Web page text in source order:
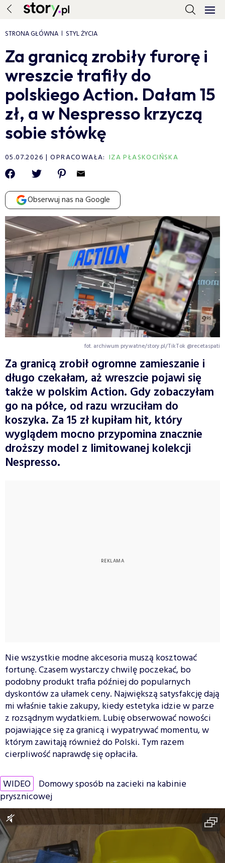
STRONA GŁÓWNA STYL ŻYCIA
Za granicą zrobiły furorę i
wreszcie trafiły do
polskiego Action. Dałam 15
zł, a w Nespresso krzyczą
sobie stówkę
05.07.2026 OPRACOWAŁA: IZA PŁASKOCIŃSKA
Obserwuj nas na Google
fot. archiwum prywatne/story.pl/TikTok @recetaspati
Za granicą zrobił ogromne zamieszanie i
długo czekałam, aż wreszcie pojawi się
także w polskim Action. Gdy zobaczyłam
go na półce, od razu wrzuciłam do
koszyka. Za 15 zł kupiłam hit, który
wyglądem mocno przypomina znacznie
droższy model z limitowanej kolekcji
Nespresso.
Nie wszystkie modne akcesoria muszą kosztować
fortunę. Czasem wystarczy chwilę poczekać, bo
podobny produkt trafia później do popularnych
dyskontów za ułamek ceny. Największą satysfakcję dają
mi właśnie takie zakupy, kiedy estetyka idzie w parze
z rozsądnym wydatkiem. Lubię obserwować nowości
pojawiające się za granicą i wypatrywać momentu, w
którym zawitają również do Polski. Tym razem
cierpliwość naprawdę się opłaciła.
WIDEO Domowy sposób na zacieki na kabinie
prysznicowej